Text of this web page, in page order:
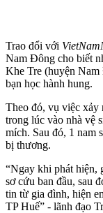
Trao đổi với
Nam Đông cho biết
Khe Tre (huyện
bạn học hành hung.
Theo đó, vụ việc xảy
trong lúc vào nhà vệ
mích. Sau đó, 1 nam
bị thương.
“Ngay khi phát hiện,
sơ cứu ban đầu, sau
tin từ gia đình, hiện
TP Huế” - lãnh đạo